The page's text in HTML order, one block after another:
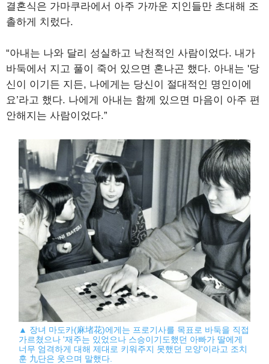
결혼식은 가마쿠라에서 아주 가까운 지인들만 초대해 조
촐하게 치렀다.
“아내는 나와 달리 성실하고 낙천적인 사람이었다. 내가
바둑에서 지고 풀이 죽어 있으면 혼나곤 했다. 아내는 '당
신이 이기든 지든, 나에게는 당신이 절대적인 명인이에
요’라고 했다. 나에게 아내는 함께 있으면 마음이 아주 편
안해지는 사람이었다.”
▲ 장녀 마도카(麻堵花)에게는 프로기사를 목표로 바둑을 직접
가르쳤으나 '재주는 있었으나 스승이기도했던 아빠가 딸에게
너무 엄격하게 대해 제대로 키워주지 못했던 모양'이라고 조치
훈 九단은 웃으며 말했다.